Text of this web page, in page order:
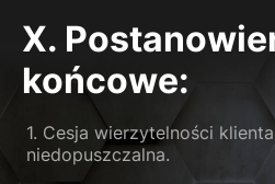
X.
końcowe:
1. Cesja wierzytelności
niedopuszczalna.